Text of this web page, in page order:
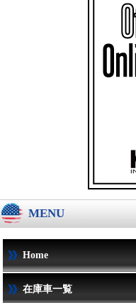
MENU
Home
在庫車一覧